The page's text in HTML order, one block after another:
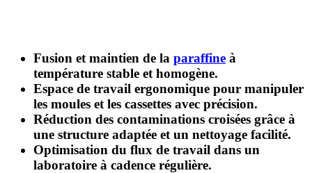
Fusion et maintien de la paraffine à
température stable et homogène.
Espace de travail ergonomique pour manipuler
les moules et les cassettes avec précision.
Réduction des contaminations croisées grâce à
une structure adaptée et un nettoyage facilité.
Optimisation du flux de travail dans un
laboratoire à cadence régulière.